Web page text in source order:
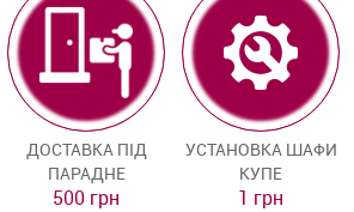
ДОСТАВКА ПІД
ПАРАДНЕ
500 грн
УСТАНОВКА ШАФИ
КУПЕ
1 грн